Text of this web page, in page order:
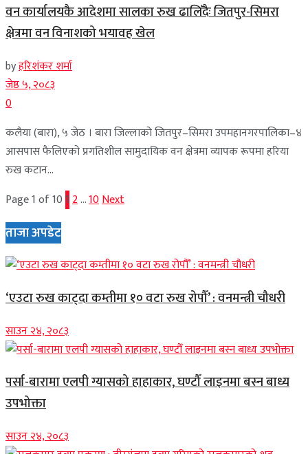
वन कार्यालयकै आदेशमा सालका रुख ढालिँदैः जितपुर-सिमरा
क्षेत्रमा वन विनाशको भयावह खेल
byहरिशंकर शर्मा
जेष्ठ ५, २०८३
0
कलैया (बारा), ५ जेठ । बारा जिल्लाको जितपुर–सिमरा उपमहानगरपालिका–४
आसपास फैलिएको प्रगतिशील सामुदायिक वन क्षेत्रमा व्यापक रूपमा हरिया
रुख कटान...
Page 1 of 1012…10Next
ताजा अपडेट
‘एउटा रुख काट्दा कम्तीमा १० वटा रुख रोपौँ’ : वनमन्त्री चौधरी
साउन २४, २०८३
पर्सा-बारामा एलपी ग्यासको हाहाकार, घण्टौँ लाइनमा बस्न बाध्य
उपभोक्ता
साउन २४, २०८३